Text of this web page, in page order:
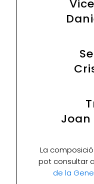
Joan
La
pot consultar
de la